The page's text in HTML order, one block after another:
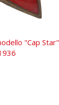
"Cap Star"